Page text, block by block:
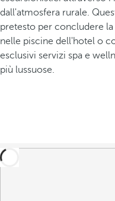
dall'atmosfera rurale.
pretesto per concludere
nelle piscine dell'hotel o
esclusivi servizi spa e
più lussuose.